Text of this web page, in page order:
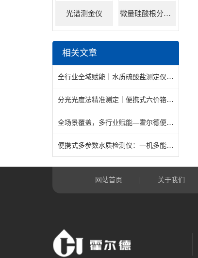
光谱测金仪 微量硅酸根分析仪
相关文章
全行业全域赋能｜水质硫酸盐测定仪多场景应用价值分析
分光光度法精准测定｜便携式六价铬检测仪检测原理与核心技术参数解析
全场景覆盖，多行业赋能—霍尔德便携水质检测仪守护全域水质安全
便携式多参数水质检测仪：一机多能，精准高效
网站首页 关于我们